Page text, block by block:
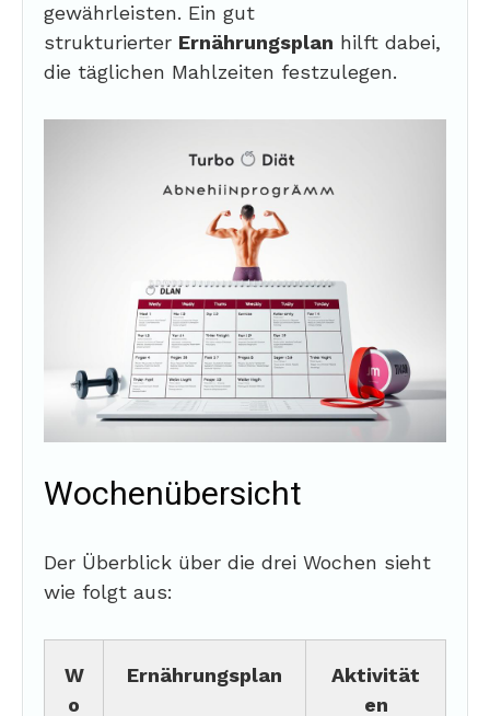
gewährleisten. Ein gut
strukturierter Ernährungsplan hilft dabei,
die täglichen Mahlzeiten festzulegen.
Wochenübersicht
Der Überblick über die drei Wochen sieht
wie folgt aus:
W
o
Ernährungsplan
Aktivität
en